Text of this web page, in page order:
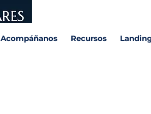
Acompáñanos Recursos